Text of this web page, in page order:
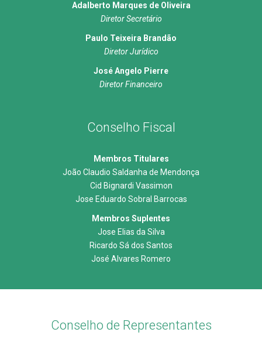
Adalberto Marques de Oliveira
Diretor Secretário
Paulo Teixeira Brandão
Diretor Jurídico
José Angelo Pierre
Diretor Financeiro
Conselho Fiscal
Membros Titulares
João Claudio Saldanha de Mendonça
Cid Bignardi Vassimon
Jose Eduardo Sobral Barrocas
Membros Suplentes
Jose Elias da Silva
Ricardo Sá dos Santos
José Alvares Romero
Conselho de Representantes